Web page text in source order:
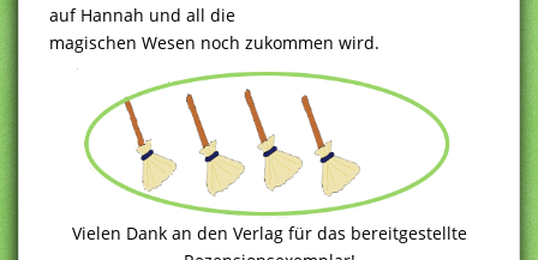
auf Hannah und all die
magischen Wesen noch zukommen wird.
Vielen Dank an den Verlag für das bereitgestellte